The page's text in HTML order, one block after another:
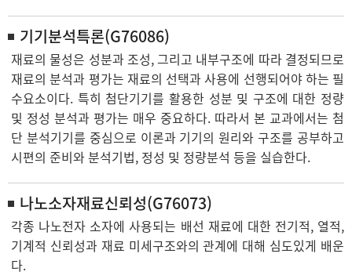
기기분석특론(G76086)
재료의 물성은 성분과 조성, 그리고 내부구조에 따라 결정되므로
재료의 분석과 평가는 재료의 선택과 사용에 선행되어야 하는 필
수요소이다. 특히 첨단기기를 활용한 성분 및 구조에 대한 정량
및 정성 분석과 평가는 매우 중요하다. 따라서 본 교과에서는 첨
단 분석기기를 중심으로 이론과 기기의 원리와 구조를 공부하고
시편의 준비와 분석기법, 정성 및 정량분석 등을 실습한다.
나노소자재료신뢰성(G76073)
각종 나노전자 소자에 사용되는 배선 재료에 대한 전기적, 열적,
기계적 신뢰성과 재료 미세구조와의 관계에 대해 심도있게 배운
다.